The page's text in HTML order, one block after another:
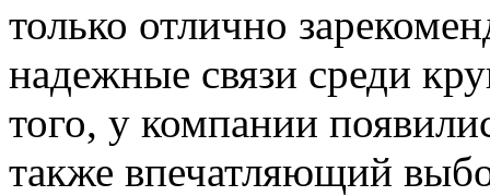
только отлично
надежные связи среди
того, у компании
также впечатляющий